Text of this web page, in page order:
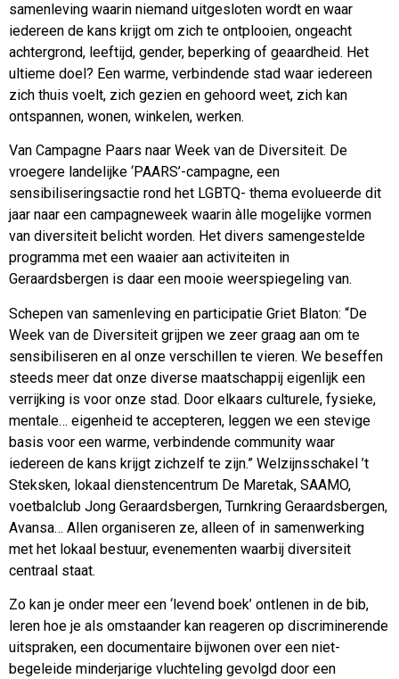
samenleving waarin niemand uitgesloten wordt en waar
iedereen de kans krijgt om zich te ontplooien, ongeacht
achtergrond, leeftijd, gender, beperking of geaardheid. Het
ultieme doel? Een warme, verbindende stad waar iedereen
zich thuis voelt, zich gezien en gehoord weet, zich kan
ontspannen, wonen, winkelen, werken.
Van Campagne Paars naar Week van de Diversiteit. De
vroegere landelijke ‘PAARS’-campagne, een
sensibiliseringsactie rond het LGBTQ- thema evolueerde dit
jaar naar een campagneweek waarin àlle mogelijke vormen
van diversiteit belicht worden. Het divers samengestelde
programma met een waaier aan activiteiten in
Geraardsbergen is daar een mooie weerspiegeling van.
Schepen van samenleving en participatie Griet Blaton: “De
Week van de Diversiteit grijpen we zeer graag aan om te
sensibiliseren en al onze verschillen te vieren. We beseffen
steeds meer dat onze diverse maatschappij eigenlijk een
verrijking is voor onze stad. Door elkaars culturele, fysieke,
mentale… eigenheid te accepteren, leggen we een stevige
basis voor een warme, verbindende community waar
iedereen de kans krijgt zichzelf te zijn.” Welzijnsschakel ’t
Steksken, lokaal dienstencentrum De Maretak, SAAMO,
voetbalclub Jong Geraardsbergen, Turnkring Geraardsbergen,
Avansa… Allen organiseren ze, alleen of in samenwerking
met het lokaal bestuur, evenementen waarbij diversiteit
centraal staat.
Zo kan je onder meer een ‘levend boek’ ontlenen in de bib,
leren hoe je als omstaander kan reageren op discriminerende
uitspraken, een documentaire bijwonen over een niet-
begeleide minderjarige vluchteling gevolgd door een